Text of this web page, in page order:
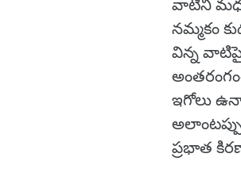
వాటిని
నమ్మకం
విన్న
ఇగోలు
ప్రభాత